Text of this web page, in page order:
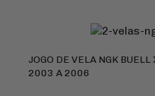
JOGO DE VELA NGK
2003 A 2006